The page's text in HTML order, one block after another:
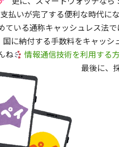
払いが完了する便利な時代に
いる通称キャッシュレス法
に納付する手数料をキャッシ
ね
情報通信技術を利用する
最後に、